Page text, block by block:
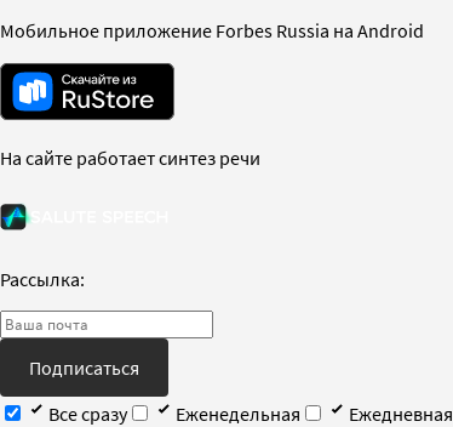
Мобильное приложение Forbes Russia на Android
На сайте работает синтез речи
Рассылка:
Подписаться
Все сразу
Еженедельная Ежедневная